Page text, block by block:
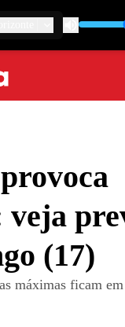
(17)
máximas ficam